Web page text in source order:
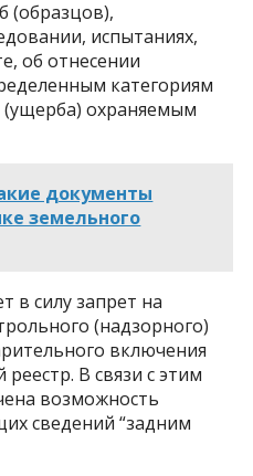
(образцов),
испытаниях,
об отнесении
категориям
(ущерба) охраняемым
документы
земельного
в силу запрет на
(надзорного)
включения
В связи с этим
возможность
сведений “задним